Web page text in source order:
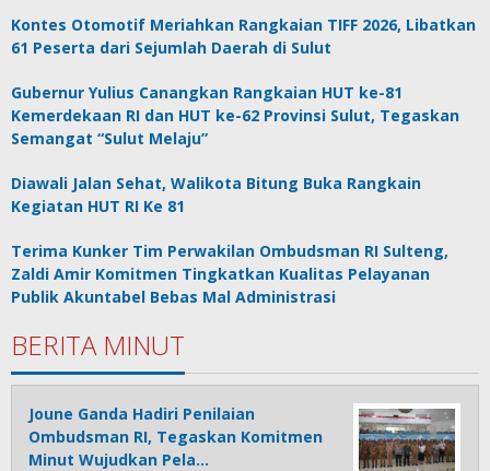
Kontes Otomotif Meriahkan Rangkaian TIFF 2026, Libatkan
61 Peserta dari Sejumlah Daerah di Sulut
Gubernur Yulius Canangkan Rangkaian HUT ke-81
Kemerdekaan RI dan HUT ke-62 Provinsi Sulut, Tegaskan
Semangat “Sulut Melaju”
Diawali Jalan Sehat, Walikota Bitung Buka Rangkain
Kegiatan HUT RI Ke 81
Terima Kunker Tim Perwakilan Ombudsman RI Sulteng,
Zaldi Amir Komitmen Tingkatkan Kualitas Pelayanan
Publik Akuntabel Bebas Mal Administrasi
BERITA MINUT
Joune Ganda Hadiri Penilaian
Ombudsman RI, Tegaskan Komitmen
Minut Wujudkan Pela…